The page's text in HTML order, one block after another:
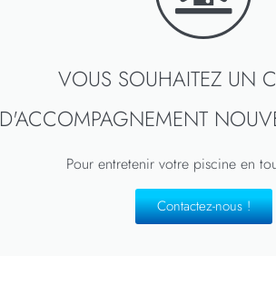
VOUS SOUHAITEZ UN
D'ACCOMPAGNEMENT
Pour entretenir votre piscine en
Contactez-nous !